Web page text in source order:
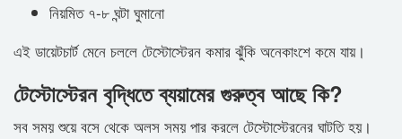
নিয়মিত ৭-৮ ঘন্টা ঘুমানো
এই ডায়েটচার্ট মেনে চললে টেস্টোস্টেরন কমার ঝুঁকি অনেকাংশে কমে যায়।
টেস্টোস্টেরন বৃদ্ধিতে ব্যয়ামের গুরুত্ব আছে কি?
সব সময় শুয়ে বসে থেকে অলস সময় পার করলে টেস্টোস্টেরনের ঘাটতি হয়।